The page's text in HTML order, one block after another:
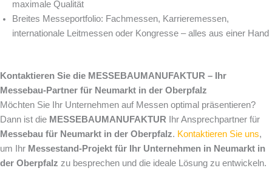
maximale Qualität
Breites Messeportfolio: Fachmessen, Karrieremessen,
internationale Leitmessen oder Kongresse – alles aus einer Hand
Kontaktieren Sie die MESSEBAUMANUFAKTUR – Ihr
Messebau-Partner für Neumarkt in der Oberpfalz
Möchten Sie Ihr Unternehmen auf Messen optimal präsentieren?
Dann ist die MESSEBAUMANUFAKTUR Ihr Ansprechpartner für
Messebau für Neumarkt in der Oberpfalz. Kontaktieren Sie uns,
um Ihr Messestand-Projekt für Ihr Unternehmen in Neumarkt in
der Oberpfalz zu besprechen und die ideale Lösung zu entwickeln.